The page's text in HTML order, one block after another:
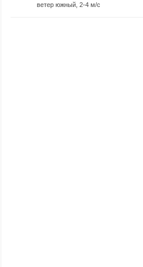
ветер южный, 2-4 м/с